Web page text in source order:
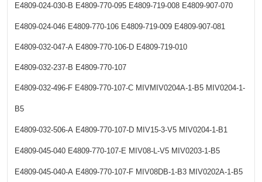
E4809-024-030-B E4809-770-095 E4809-719-008 E4809-907-070
E4809-024-046 E4809-770-106 E4809-719-009 E4809-907-081
E4809-032-047-A E4809-770-106-D E4809-719-010
E4809-032-237-B E4809-770-107
E4809-032-496-F E4809-770-107-C MIVMIV0204A-1-B5 MIV0204-1-
B5
E4809-032-506-A E4809-770-107-D MIV15-3-V5 MIV0204-1-B1
E4809-045-040 E4809-770-107-E MIV08-L-V5 MIV0203-1-B5
E4809-045-040-A E4809-770-107-F MIV08DB-1-B3 MIV0202A-1-B5